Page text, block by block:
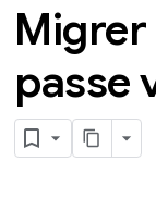
Migrer
passe